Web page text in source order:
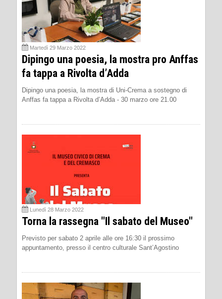
Martedì 29 Marzo 2022
Dipingo una poesia, la mostra pro Anffas
fa tappa a Rivolta d’Adda
Dipingo una poesia, la mostra di Uni-Crema a sostegno di
Anffas fa tappa a Rivolta d’Adda - 30 marzo ore 21.00
Lunedì 28 Marzo 2022
Torna la rassegna "Il sabato del Museo"
Previsto per sabato 2 aprile alle ore 16:30 il prossimo
appuntamento, presso il centro culturale Sant’Agostino